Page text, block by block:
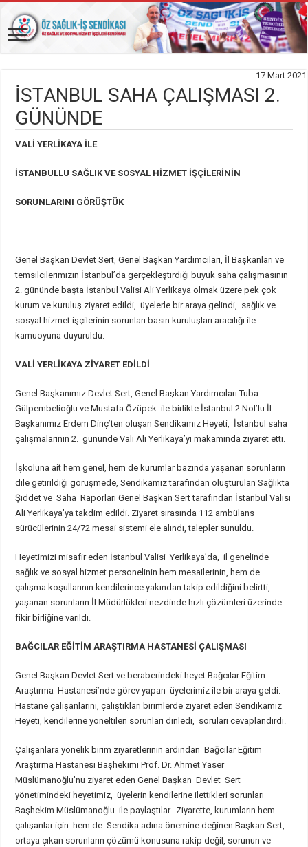
17 Mart 2021
İSTANBUL SAHA ÇALIŞMASI 2.
GÜNÜNDE
VALİ YERLİKAYA İLE
İSTANBULLU SAĞLIK VE SOSYAL HİZMET İŞÇİLERİNİN
SORUNLARINI GÖRÜŞTÜK
Genel Başkan Devlet Sert, Genel Başkan Yardımcıları, İl Başkanları ve
temsilcilerimizin İstanbul’da gerçekleştirdiği büyük saha çalışmasının
2. gününde başta İstanbul Valisi Ali Yerlikaya olmak üzere pek çok
kurum ve kuruluş ziyaret edildi, üyelerle bir araya gelindi, sağlık ve
sosyal hizmet işçilerinin sorunları basın kuruluşları aracılığı ile
kamuoyuna duyuruldu.
VALİ YERLİKAYA ZİYARET EDİLDİ
Genel Başkanımız Devlet Sert, Genel Başkan Yardımcıları Tuba
Gülpembelioğlu ve Mustafa Özüpek ile birlikte İstanbul 2 Nol’lu İl
Başkanımız Erdem Dinç’ten oluşan Sendikamız Heyeti, İstanbul saha
çalışmalarının 2. gününde Vali Ali Yerlikaya’yı makamında ziyaret etti.
İşkoluna ait hem genel, hem de kurumlar bazında yaşanan sorunların
dile getirildiği görüşmede, Sendikamız tarafından oluşturulan Sağlıkta
Şiddet ve Saha Raporları Genel Başkan Sert tarafından İstanbul Valisi
Ali Yerlikaya’ya takdim edildi. Ziyaret sırasında 112 ambülans
sürücülerinin 24/72 mesai sistemi ele alındı, talepler sunuldu.
Heyetimizi misafir eden İstanbul Valisi Yerlikaya’da, il genelinde
sağlık ve sosyal hizmet personelinin hem mesailerinin, hem de
çalışma koşullarının kendilerince yakından takip edildiğini belirtti,
yaşanan sorunların İl Müdürlükleri nezdinde hızlı çözümleri üzerinde
fikir birliğine varıldı.
BAĞCILAR EĞİTİM ARAŞTIRMA HASTANESİ ÇALIŞMASI
Genel Başkan Devlet Sert ve beraberindeki heyet Bağcılar Eğitim
Araştırma Hastanesi’nde görev yapan üyelerimiz ile bir araya geldi.
Hastane çalışanlarını, çalıştıkları birimlerde ziyaret eden Sendikamız
Heyeti, kendilerine yöneltilen sorunları dinledi, soruları cevaplandırdı.
Çalışanlara yönelik birim ziyaretlerinin ardından Bağcılar Eğitim
Araştırma Hastanesi Başhekimi Prof. Dr. Ahmet Yaser
Müslümanoğlu’nu ziyaret eden Genel Başkan Devlet Sert
yönetimindeki heyetimiz, üyelerin kendilerine ilettikleri sorunları
Başhekim Müslümanoğlu ile paylaştılar. Ziyarette, kurumların hem
çalışanlar için hem de Sendika adına önemine değinen Başkan Sert,
ortaya çıkan sorunların çözümü konusuna rakip değil, sorunun ve